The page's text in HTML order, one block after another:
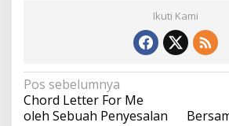
Ikuti Kami
N
a
Pos sebelumnya
Chord Letter For Me
oleh Sebuah Penyesalan